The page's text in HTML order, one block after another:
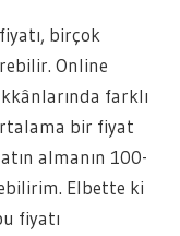
birçok
Online
farklı
bir fiyat
almanın 100-
Elbette ki
fiyatı